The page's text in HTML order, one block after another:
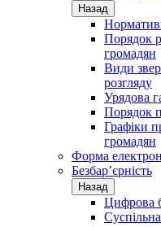
Назад
Порядок
громадян
Види
розгляду
Урядова
Порядок
Графіки
громадян
Форма
Безбар’єрність
Назад
Цифрова